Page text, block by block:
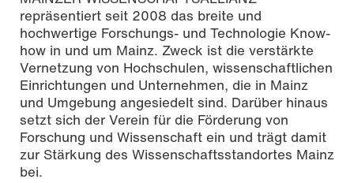
Heide, Direktorin Landesmuseum Mainz (Beisitzerin),
Univ.-Prof. Dr. Stefan Müller-Stach, Vizepräsident für
Forschung und wissenschaftlichen Nachwuchs der JGU
(Stellv. Vorsitzender). Es fehlt: Dr. Sabine Nikolaus,
Vorsitzende der Geschäftsführung der Boehringer
Ingelheim Pharma GmbH & Co. KG (Kassenwartin).
Bildquelle: GDKE, Landesmuseum Mainz (R. Romahn)
repräsentiert seit 2008 das breite und
hochwertige Forschungs- und Technologie Know-
how in und um Mainz. Zweck ist die verstärkte
Vernetzung von Hochschulen, wissenschaftlichen
Einrichtungen und Unternehmen, die in Mainz
und Umgebung angesiedelt sind. Darüber hinaus
setzt sich der Verein für die Förderung von
Forschung und Wissenschaft ein und trägt damit
zur Stärkung des Wissenschaftsstandortes Mainz
bei.